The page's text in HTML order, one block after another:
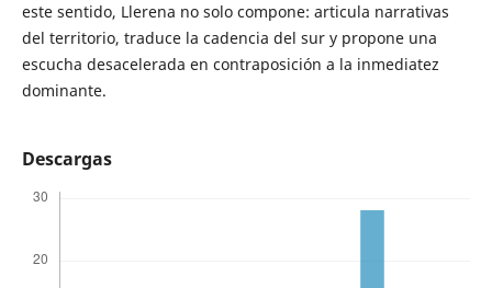
este sentido, Llerena no solo compone: articula narrativas
del territorio, traduce la cadencia del sur y propone una
escucha desacelerada en contraposición a la inmediatez
dominante.
Descargas